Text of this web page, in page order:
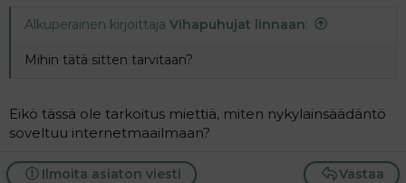
Alkuperäinen kirjoittaja Vihapuhujat linnaan:
Mihin tätä sitten tarvitaan?
Eikö tässä ole tarkoitus miettiä, miten nykylainsäädäntö
soveltuu internetmaailmaan?
Vastaa
Ilmoita asiaton viesti